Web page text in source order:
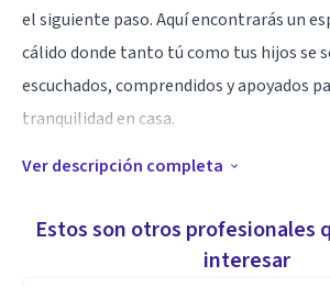
el siguiente paso. Aquí encontrarás un
cálido donde tanto tú como tus hijos se
escuchados, comprendidos y apoyados
tranquilidad en casa.
prácticas y dinámicas adaptadas a la
dejando de lado las etiquetas y los
Ver descripción completa
Estos son otros profesionales
interesar